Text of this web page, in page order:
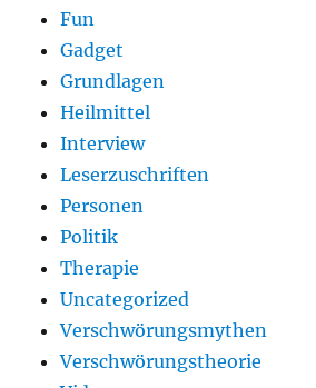
Fun
Gadget
Grundlagen
Heilmittel
Interview
Leserzuschriften
Personen
Politik
Therapie
Uncategorized
Verschwörungsmythen
Verschwörungstheorie